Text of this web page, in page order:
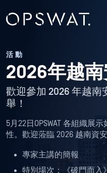
活動
2026年越
歡迎參加 2026 年越南
舉！
5月22日OPSWAT 各組織展
性。歡迎蒞臨 2026 越南資
專家主講的簡報
特別場次：《破門而入